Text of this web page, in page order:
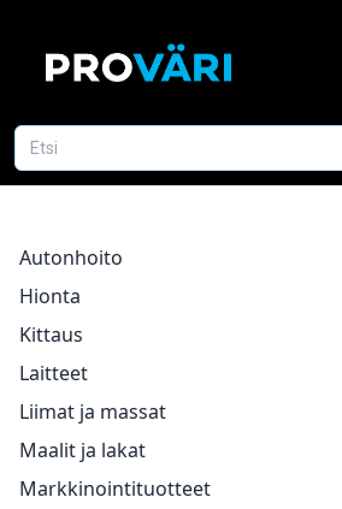
Autonhoito
Hionta
Kittaus
Laitteet
Liimat ja massat
Maalit ja lakat
Markkinointituotteet